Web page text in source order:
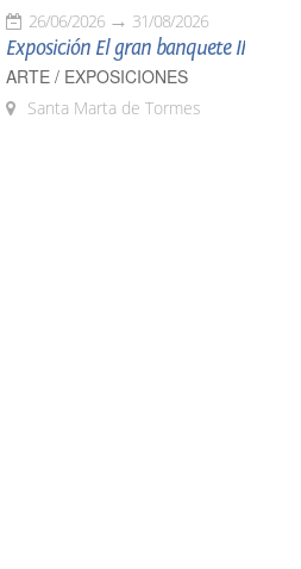
26/06/2026 31/08/2026
Exposición El gran banquete II
ARTE / EXPOSICIONES
Santa Marta de Tormes